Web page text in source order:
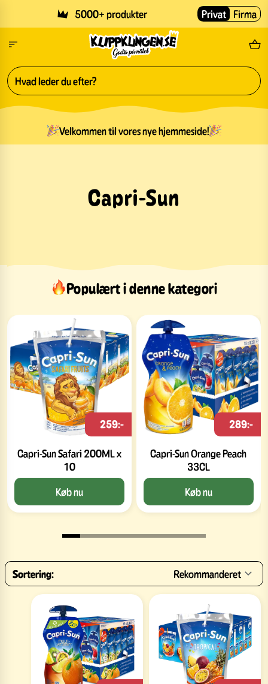
5000+ produkter Privat Firma
Velkommen til vores nye hjemmeside!
Capri-Sun
Populært i denne kategori
Capri-Sun Safari 200ML x
10
259:-
Køb nu
Capri-Sun Orange Peach
33CL
289:-
Køb nu
Sortering: Rekommanderet